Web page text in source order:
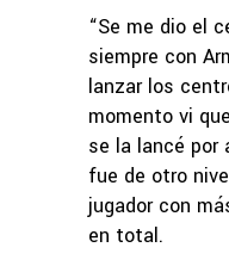
“Se me dio el
siempre con
lanzar los
momento vi
se la lancé por
fue de otro
jugador con
en total.